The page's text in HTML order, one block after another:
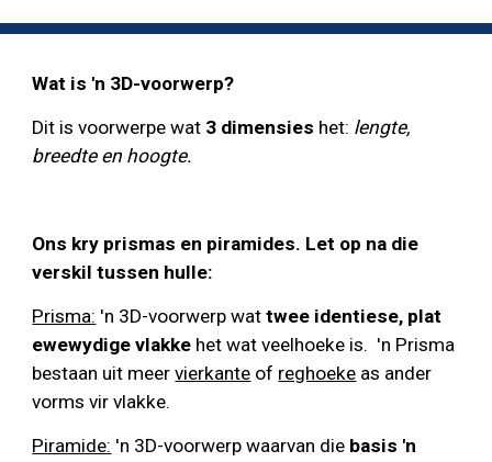
Wat is 'n 3D-voorwerp?
Dit is voorwerpe wat 3 dimensies het: lengte,
breedte en hoogte.
Ons kry prismas en piramides. Let op na die
verskil tussen hulle:
Prisma: 'n 3D-voorwerp wat twee identiese, plat
ewewydige vlakke het wat veelhoeke is.  'n Prisma
bestaan uit meer vierkante of reghoeke as ander
vorms vir vlakke.
Piramide: 'n 3D-voorwerp waarvan die basis 'n